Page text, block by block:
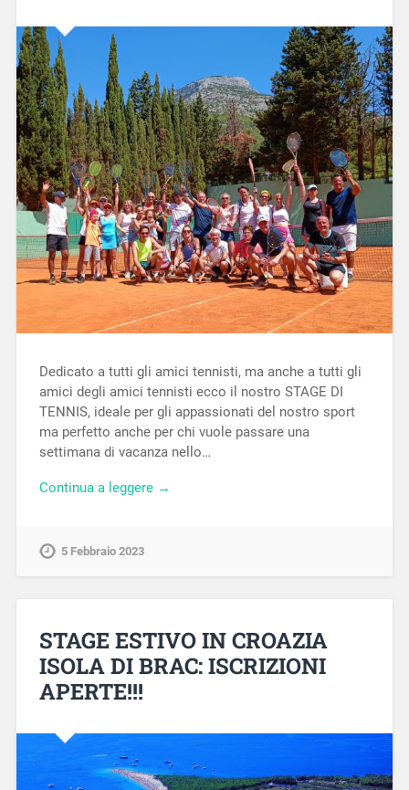
Dedicato a tutti gli amici tennisti, ma anche a tutti gli
amici degli amici tennisti ecco il nostro STAGE DI
TENNIS, ideale per gli appassionati del nostro sport
ma perfetto anche per chi vuole passare una
settimana di vacanza nello…
Continua a leggere →
5 Febbraio 2023
STAGE ESTIVO IN CROAZIA
ISOLA DI BRAC: ISCRIZIONI
APERTE!!!